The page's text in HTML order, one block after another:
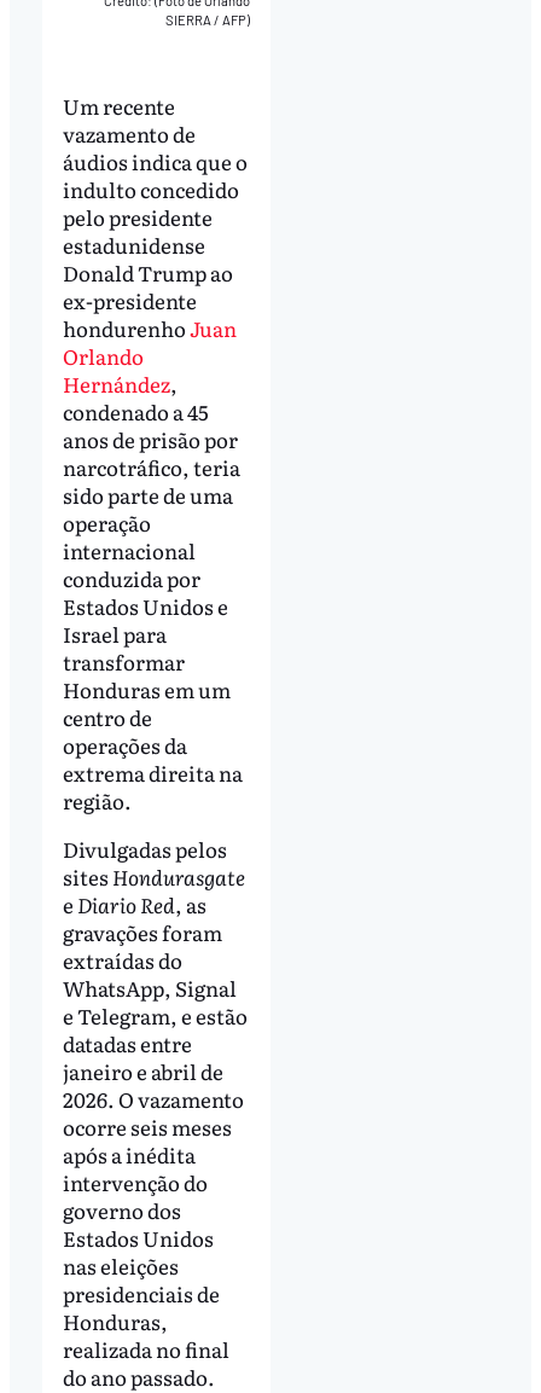
SIERRA / AFP)
Um recente
vazamento de
áudios indica que o
indulto concedido
pelo presidente
estadunidense
Donald Trump ao
ex-presidente
hondurenhoJuan
Orlando
Hernández,
condenado a 45
anos de prisão por
narcotráfico, teria
sido parte de uma
operação
internacional
conduzida por
Estados Unidos e
Israel para
transformar
Honduras em um
centro de
operações da
extrema direita na
região.
Divulgadas pelos
sites Hondurasgate
e Diario Red, as
gravações foram
extraídas do
WhatsApp, Signal
e Telegram, e estão
datadas entre
janeiro e abril de
2026. O vazamento
ocorre seis meses
após a inédita
intervenção do
governo dos
Estados Unidos
nas eleições
presidenciais de
Honduras,
realizada no final
do ano passado.